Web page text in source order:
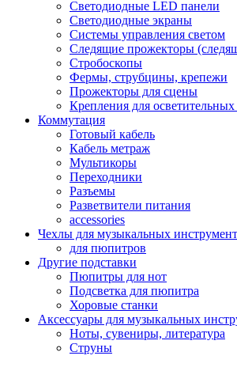
Светодиодные LED панели
Светодиодные экраны
Системы управления светом
Следящие прожекторы
Стробоскопы
Фермы, струбцины, крепежи
Прожекторы для сцены
Крепления для
Коммутация
Готовый кабель
Кабель метраж
Мультикоры
Переходники
Разъемы
Разветвители питания
accessories
Чехлы для музыкальных
для пюпитров
Другие подставки
Пюпитры для нот
Подсветка для пюпитра
Хоровые станки
Аксессуары для музыкальных
Ноты, сувениры, литература
Струны